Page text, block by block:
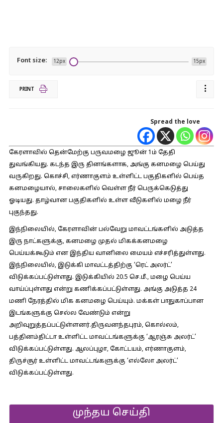
Font size: 12px 15px
PRINT
Spread the love
கேரளாவில் தென்மேற்கு பருவமழை ஜூன் 1ம் தேதி
துவங்கியது. கடந்த இரு தினங்களாக, அங்கு கனமழை பெய்து
வருகிறது. கொச்சி, எர்ணாகுளம் உள்ளிட்ட பகுதிகளில் பெய்த
கனமழையால், சாலைகளில் வெள்ள நீர் பெருக்கெடுத்து
ஓடியது. தாழ்வான பகுதிகளில் உள்ள வீடுகளில் மழை நீர்
புகுந்தது.
இந்நிலையில், கேரளாவின் பல்வேறு மாவட்டங்களில் அடுத்த
இரு நாட்களுக்கு, கனமழை முதல் மிகக்கனமழை
பெய்யக்கூடும் என இந்திய வானிலை மையம் எச்சரித்துள்ளது.
இந்நிலையில், இடுக்கி மாவட்டத்திற்கு ‘ரெட் அலர்ட்’
விடுக்கப்பட்டுள்ளது. இடுக்கியில் 20.5 செ.மீ., மழை பெய்ய
வாய்ப்புள்ளது என்று கணிக்கப்பட்டுள்ளது. அங்கு அடுத்த 24
மணி நேரத்தில் மிக கனமழை பெய்யும். மக்கள் பாதுகாப்பான
இடங்களுக்கு செல்ல வேண்டும் என்று
அறிவுறுத்தப்பட்டுள்ளனர்.திருவனந்தபுரம், கொல்லம்,
பத்தினம்திட்டா உள்ளிட்ட மாவட்டங்களுக்கு ‘ஆரஞ்சு அலர்ட்’
விடுக்கப்பட்டுள்ளது. ஆலப்புழா, கோட்டயம், எர்ணாகுளம்,
திருச்சூர் உள்ளிட்ட மாவட்டங்களுக்கு ‘எல்லோ அலர்ட்’
விடுக்கப்பட்டுள்ளது.
முந்தய செய்தி